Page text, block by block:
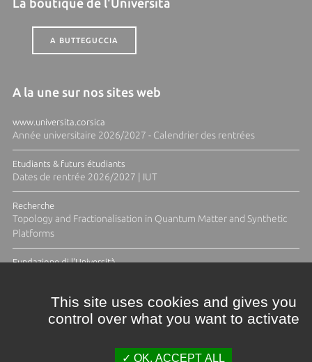
La boutique de l'Università
A BUTTEGUCCIA
A la une sur nos sites web
www.universita.corsica
Année universitaire 2026/2027 - Calendrier des rentrées
Etudiants & futurs étudiants
Dates de rentrée 2026/2027 | IUT
Recherche
Topology and Fractionalisation in Quantum Matter and Synthetic
Platforms
Fundazione di l'Università
This site uses cookies and gives you
control over what you want to activate
OK, ACCEPT ALL